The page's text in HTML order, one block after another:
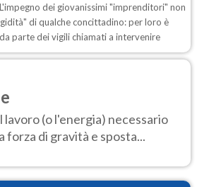
dei giovanissimi "imprenditori" non
di qualche concittadino: per loro è
parte dei vigili chiamati a intervenire
lavoro (o l'energia) necessario
forza di gravità e sposta...